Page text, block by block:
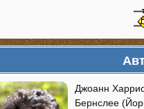
Джоанн
Бернслее